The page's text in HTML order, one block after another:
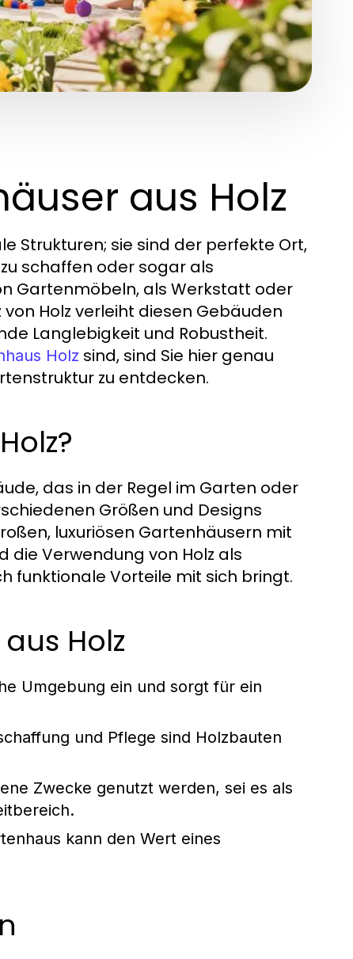
aus Holz
Strukturen; sie sind der perfekte Ort,
schaffen oder sogar als
Gartenmöbeln, als Werkstatt oder
Holz verleiht diesen Gebäuden
Langlebigkeit und Robustheit.
Holz sind, sind Sie hier genau
zu entdecken.
das in der Regel im Garten oder
Größen und Designs
luxuriösen Gartenhäusern mit
die Verwendung von Holz als
funktionale Vorteile mit sich bringt.
Holz
Umgebung ein und sorgt für ein
und Pflege sind Holzbauten
Zwecke genutzt werden, sei es als
kann den Wert eines